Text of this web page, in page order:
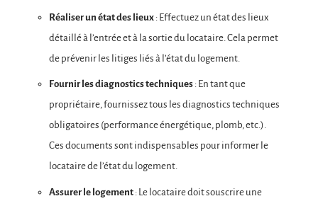
Réaliser un état des lieux : Effectuez un état des lieux
détaillé à l’entrée et à la sortie du locataire. Cela permet
de prévenir les litiges liés à l’état du logement.
Fournir les diagnostics techniques : En tant que
propriétaire, fournissez tous les diagnostics techniques
obligatoires (performance énergétique, plomb, etc.).
Ces documents sont indispensables pour informer le
locataire de l’état du logement.
Assurer le logement : Le locataire doit souscrire une